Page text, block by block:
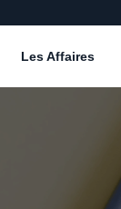
Les Affaires